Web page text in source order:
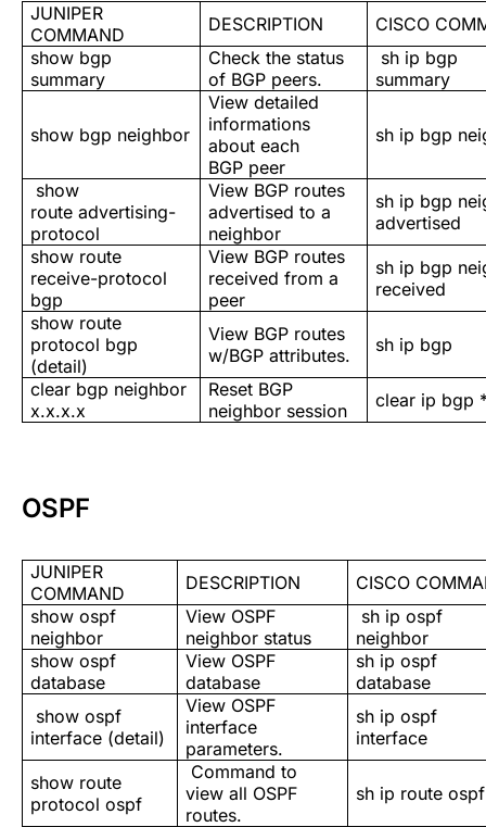
JUNIPER
COMMAND
DESCRIPTION
CISCO
show bgp
summary
Check the status
of BGP peers.
sh ip bgp
summary
show bgp neighbor
View detailed
informations
about each
BGP peer
sh ip bgp
show
route advertising-
protocol
View BGP routes
advertised to a
neighbor
sh ip bgp
advertised
show route
receive-protocol
bgp
View BGP routes
received from a
peer
sh ip bgp
received
show route
protocol bgp
(detail)
View BGP routes
w/BGP attributes.
sh ip bgp
clear bgp neighbor
x.x.x.x
Reset BGP
neighbor session
clear ip bgp
OSPF
JUNIPER
COMMAND
DESCRIPTION
CISCO
show ospf
neighbor
View OSPF
neighbor status
sh ip ospf
neighbor
show ospf
database
View OSPF
database
sh ip ospf
database
show ospf
interface (detail)
View OSPF
interface
parameters.
sh ip ospf
interface
show route
protocol ospf
Command to
view all OSPF
routes.
sh ip route ospf